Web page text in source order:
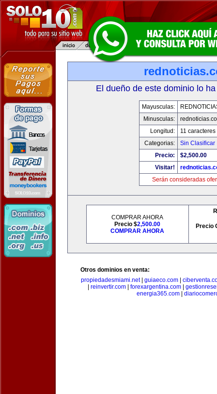
El dueño de este dominio lo
Mayusculas:
Minusculas:
Longitud:
11 caracteres
Categorias:
Sin Clasificar
Precio:
$2,500.00
Visitar!
Serán consideradas
COMPRAR AHORA
Precio $2,500.00
COMPRAR AHORA
Precio
Otros dominios en venta:
propiedadesmiami.net| guiaeco.com|
reinvertir.com forexargentina.com
energia365.com